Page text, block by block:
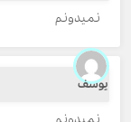
نمیدونم